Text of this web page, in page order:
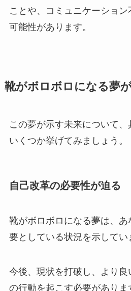
ことや、コミュニケーショ
可能性があります。
靴がボロボロになる夢
この夢が示す未来について
いくつか挙げてみましょう。
自己改革の必要性が迫る
靴がボロボロになる夢は、
要としている状況を示してい
今後、現状を打破し、より
の行動を起こす必要がありま